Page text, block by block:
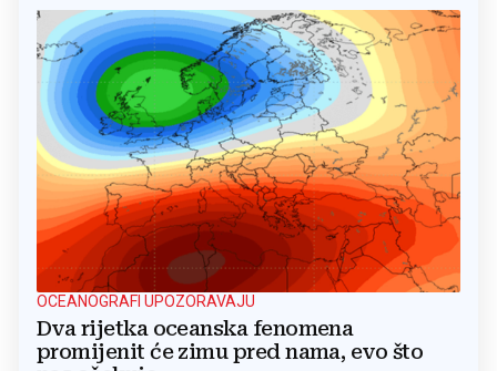
OCEANOGRAFI UPOZORAVAJU
Dva rijetka oceanska fenomena
promijenit će zimu pred nama, evo što